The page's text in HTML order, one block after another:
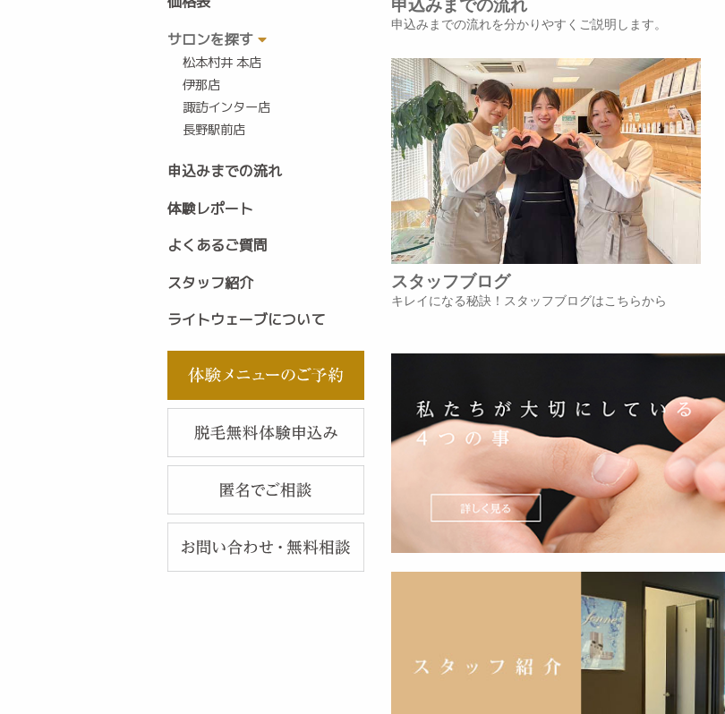
サロンを探す
松本村井 本店
伊那店
諏訪インター店
長野駅前店
申込みまでの流れ
体験レポート
よくあるご質問
スタッフ紹介
ライトウェーブについて
申込みまでの流れを分かりやすくご説明します。
スタッフブログ
キレイになる秘訣！スタッフブログはこちらから